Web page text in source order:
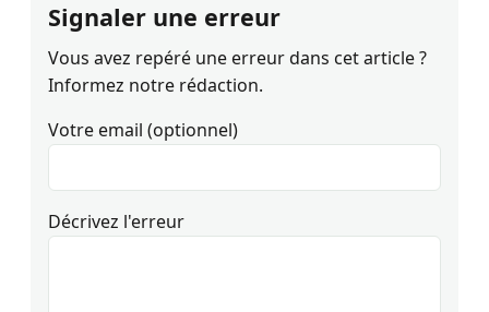
Signaler une erreur
Vous avez repéré une erreur dans cet article ?
Informez notre rédaction.
Votre email (optionnel)
Décrivez l'erreur